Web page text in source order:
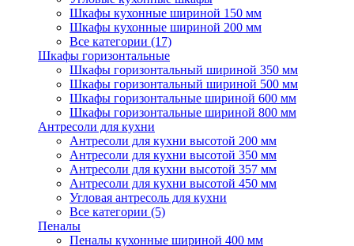
Шкафы кухонные шириной 150 мм
Шкафы кухонные шириной 200 мм
Все категории (17)
Шкафы горизонтальные
Шкафы горизонтальный шириной 350 мм
Шкафы горизонтальный шириной 500 мм
Шкафы горизонтальные шириной 600 мм
Шкафы горизонтальные шириной 800 мм
Антресоли для кухни
Антресоли для кухни высотой 200 мм
Антресоли для кухни высотой 350 мм
Антресоли для кухни высотой 357 мм
Антресоли для кухни высотой 450 мм
Угловая антресоль для кухни
Все категории (5)
Пеналы
Пеналы кухонные шириной 400 мм